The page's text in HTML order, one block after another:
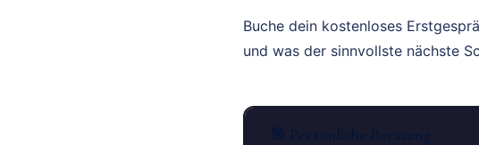
Buche dein kostenloses
und was der sinnvollste nächste